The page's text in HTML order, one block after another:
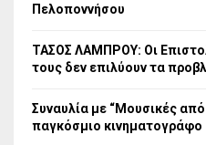
Πελοποννήσου
ΤΑΣΟΣ ΛΑΜΠΡΟΥ: Οι
τους δεν επιλύουν τα
Συναυλία με “Μουσικές
παγκόσμιο κινηματογράφο